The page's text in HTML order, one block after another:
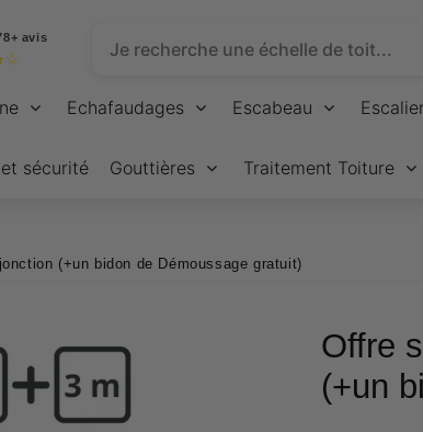
avis
☆
Echafaudages Escabeau
sécurité Gouttières Traitement Toiture
(+un bidon de Démoussage gratuit)
Offre
(+un